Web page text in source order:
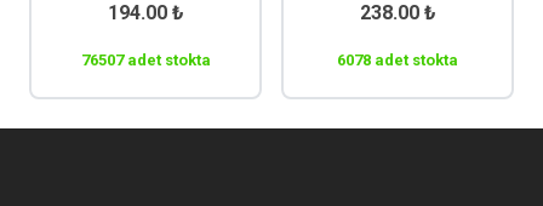
194.00 ₺
76507 adet stokta
238.00 ₺
6078 adet stokta